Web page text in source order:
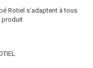
Rotiel s'adaptent à tous
produit